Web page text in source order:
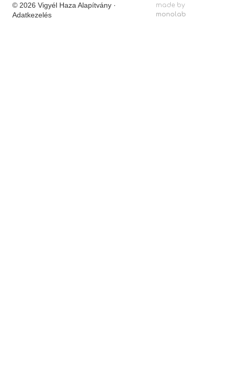
© 2026 Vigyél Haza Alapítvány ·
Adatkezelés
made by
monolab